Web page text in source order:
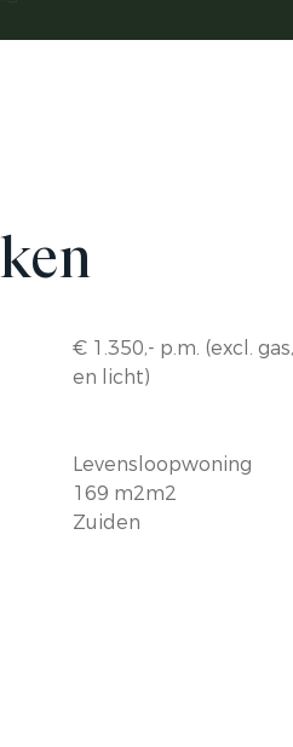
€ 1.350,- p.m. (excl.
en licht)
Levensloopwoning
169 m2m2
Zuiden